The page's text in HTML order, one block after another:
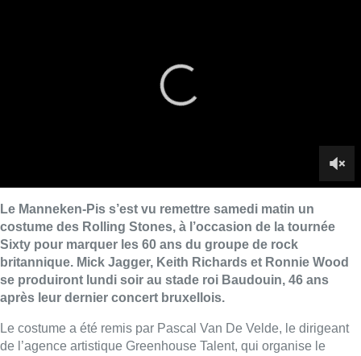
se produiront lundi soir au stade roi Baudouin, 46 ans
après leur dernier concert bruxellois.
concert. Il est composé d’un t-shirt et d’un pantalon noirs
portant le nom du groupe et des reproductions de la langue des
Rolling Stones aux couleurs noire, jaune et rouge du drapeau
belge. À cette occasion, le bourgmestre de la Ville de Bruxelles
Philippe Close (PS), ainsi que les échevins Benoit Hellings
(Écolo) pour les Sports, Fabian Maingain (DéFI) pour les
Affaires économiques et Delphine Houba (PS) pour la Culture,
le Tourisme et les Grands événements avaient également mis
un t-shirt noir portant le nom et la langue des Rolling Stones. “Il
n’y a qu’à Bruxelles où le folklore et le rock peuvent se
rencontrer”, a remarqué Delphine Houba. “C’est toujours un
plaisir quand des artistes d’une telle renommée passent par